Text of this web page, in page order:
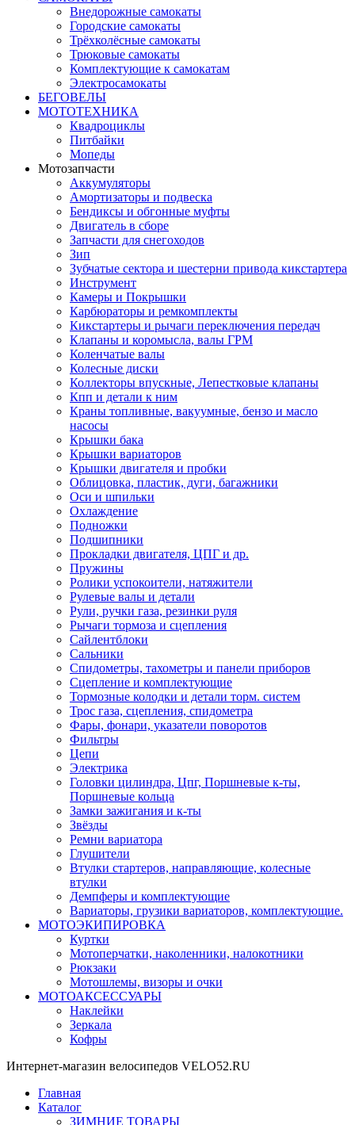
Внедорожные самокаты
Городские самокаты
Трёхколёсные самокаты
Трюковые самокаты
Комплектующие к самокатам
Электросамокаты
БЕГОВЕЛЫ
МОТОТЕХНИКА
Квадроциклы
Питбайки
Мопеды
Мотозапчасти
Аккумуляторы
Амортизаторы и подвеска
Бендиксы и обгонные муфты
Двигатель в сборе
Запчасти для снегоходов
Зип
Зубчатые сектора и шестерни привода кикстартера
Инструмент
Камеры и Покрышки
Карбюраторы и ремкомплекты
Кикстартеры и рычаги переключения передач
Клапаны и коромысла, валы ГРМ
Коленчатые валы
Колесные диски
Коллекторы впускные, Лепестковые клапаны
Кпп и детали к ним
Краны топливные, вакуумные, бензо и масло
насосы
Крышки бака
Крышки вариаторов
Крышки двигателя и пробки
Облицовка, пластик, дуги, багажники
Оси и шпильки
Охлаждение
Подножки
Подшипники
Прокладки двигателя, ЦПГ и др.
Пружины
Ролики успокоители, натяжители
Рулевые валы и детали
Рули, ручки газа, резинки руля
Рычаги тормоза и сцепления
Сайлентблоки
Сальники
Спидометры, тахометры и панели приборов
Сцепление и комплектующие
Тормозные колодки и детали торм. систем
Трос газа, сцепления, спидометра
Фары, фонари, указатели поворотов
Фильтры
Цепи
Электрика
Головки цилиндра, Цпг, Поршневые к-ты,
Поршневые кольца
Замки зажигания и к-ты
Звёзды
Ремни вариатора
Глушители
Втулки стартеров, направляющие, колесные
втулки
Демпферы и комплектующие
Вариаторы, грузики вариаторов, комплектующие.
МОТОЭКИПИРОВКА
Куртки
Мотоперчатки, наколенники, налокотники
Рюкзаки
Мотошлемы, визоры и очки
МОТОАКСЕССУАРЫ
Наклейки
Зеркала
Кофры
Интернет-магазин велосипедов VELO52.RU
Главная
Каталог
ЗИМНИЕ ТОВАРЫ